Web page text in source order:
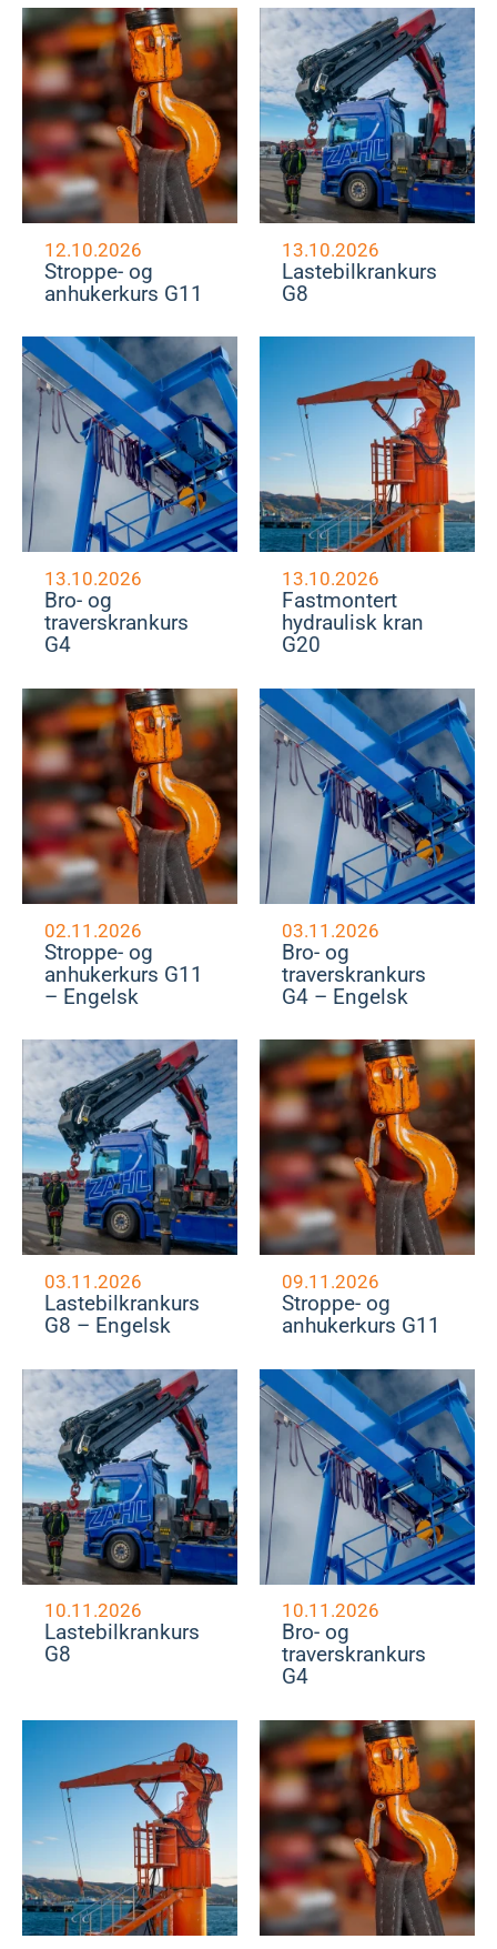
12.10.2026
Stroppe- og
anhukerkurs G11
13.10.2026
Lastebilkrankurs
G8
13.10.2026
Bro- og
traverskrankurs
G4
13.10.2026
Fastmontert
hydraulisk kran
G20
02.11.2026
Stroppe- og
anhukerkurs G11
– Engelsk
03.11.2026
Bro- og
traverskrankurs
G4 – Engelsk
03.11.2026
Lastebilkrankurs
G8 – Engelsk
09.11.2026
Stroppe- og
anhukerkurs G11
10.11.2026
Lastebilkrankurs
G8
10.11.2026
Bro- og
traverskrankurs
G4